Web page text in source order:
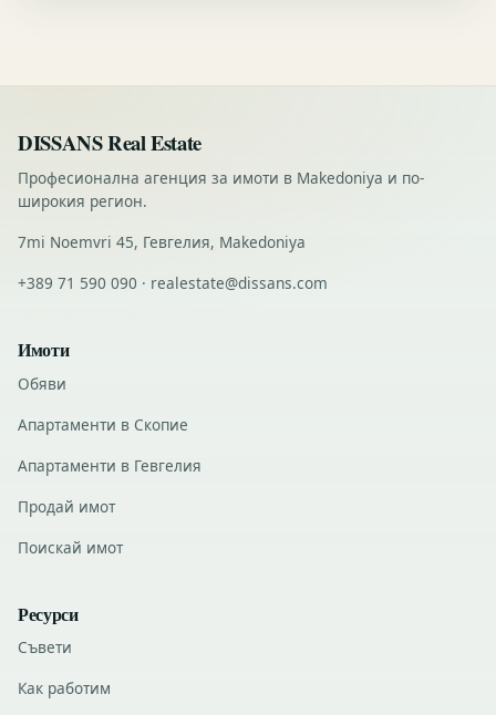
DISSANS Real Estate
Професионална агенция за имоти в Makedoniya и по-
широкия регион.
7mi Noemvri 45, Гевгелия, Makedoniya
+389 71 590 090 · realestate@dissans.com
Имоти
Обяви
Апартаменти в Скопие
Апартаменти в Гевгелия
Продай имот
Поискай имот
Ресурси
Съвети
Как работим